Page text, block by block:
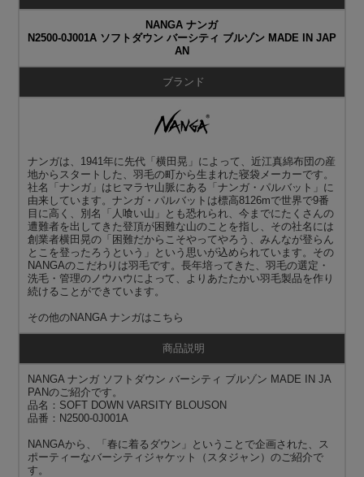
NANGA ナンガ
N2500-0J001A ソフトダウン バーシティ ブルゾン MADE IN JAP
AN
ブランド
ナンガは、1941年に先代「横田晃」によって、近江真綿布団の産
地からスタートした、羽毛の町から生まれた寝袋メーカーです。
社名「ナンガ」はヒマラヤ山脈にある「ナンガ・パルバット」に
由来しています。ナンガ・パルバットは標高8126mで世界で9番
目に高く、別名「人喰い山」とも恐れられ、今までにたくさんの
遭難者を出してきた登頂が困難な山のことを指し、その社名には
創業者横田晃の「困難だからこそやってやろう、みんなが登らん
とこを登ったろうという」という思いが込められています。その
NANGAのこだわりは羽毛です。長年培ってきた、羽毛の選定・
洗毛・管理のノウハウによって、よりあたたかい羽毛製品を作り
続けることができています。
その他のNANGA ナンガはこちら
商品説明
NANGA ナンガ ソフトダウン バーシティ ブルゾン MADE IN JA
PANのご紹介です。
品名：SOFT DOWN VARSITY BLOUSON
品番：N2500-0J001A
NANGAから、「春に着るダウン」ということで企画された、ス
ポーティーなバーシティジャケット（スタジャン）のご紹介で
す。